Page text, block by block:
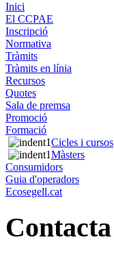
Inici
El CCPAE
Inscripció
Normativa
Tràmits
Tràmits en línia
Recursos
Quotes
Sala de premsa
Promoció
Formació
Cicles i cursos
Màsters
Consumidors
Guia d'operadors
Ecosegell.cat
Contacta